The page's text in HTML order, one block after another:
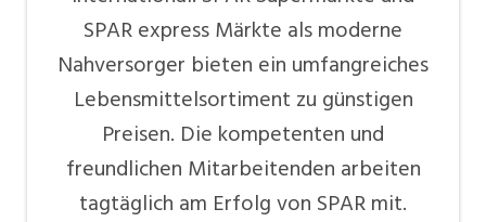
SPAR express Märkte als moderne
Nahversorger bieten ein umfangreiches
Lebensmittelsortiment zu günstigen
Preisen. Die kompetenten und
freundlichen Mitarbeitenden arbeiten
tagtäglich am Erfolg von SPAR mit.